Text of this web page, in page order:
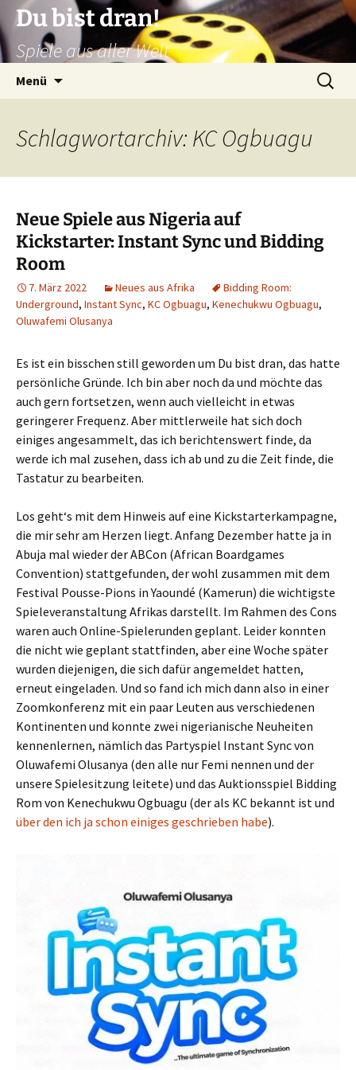
Zum
Inhalt
springen
Du bist dran!
Spiele aus aller Welt
Menü
Suchen
nach:
Schlagwortarchiv: KC Ogbuagu
Neue Spiele aus Nigeria auf
Kickstarter: Instant Sync und Bidding
Room
7. März 2022 Neues aus Afrika
Bidding Room:
Underground, Instant Sync, KC Ogbuagu, Kenechukwu Ogbuagu,
Oluwafemi Olusanya
Es ist ein bisschen still geworden um Du bist dran, das hatte
persönliche Gründe. Ich bin aber noch da und möchte das
auch gern fortsetzen, wenn auch vielleicht in etwas
geringerer Frequenz. Aber mittlerweile hat sich doch
einiges angesammelt, das ich berichtenswert finde, da
werde ich mal zusehen, dass ich ab und zu die Zeit finde, die
Tastatur zu bearbeiten.
Los geht‘s mit dem Hinweis auf eine Kickstarterkampagne,
die mir sehr am Herzen liegt. Anfang Dezember hatte ja in
Abuja mal wieder der ABCon (African Boardgames
Convention) stattgefunden, der wohl zusammen mit dem
Festival Pousse-Pions in Yaoundé (Kamerun) die wichtigste
Spieleveranstaltung Afrikas darstellt. Im Rahmen des Cons
waren auch Online-Spielerunden geplant. Leider konnten
die nicht wie geplant stattfinden, aber eine Woche später
wurden diejenigen, die sich dafür angemeldet hatten,
erneut eingeladen. Und so fand ich mich dann also in einer
Zoomkonferenz mit ein paar Leuten aus verschiedenen
Kontinenten und konnte zwei nigerianische Neuheiten
kennenlernen, nämlich das Partyspiel Instant Sync von
Oluwafemi Olusanya (den alle nur Femi nennen und der
unsere Spielesitzung leitete) und das Auktionsspiel Bidding
Rom von Kenechukwu Ogbuagu (der als KC bekannt ist und
über den ich ja schon einiges geschrieben habe).